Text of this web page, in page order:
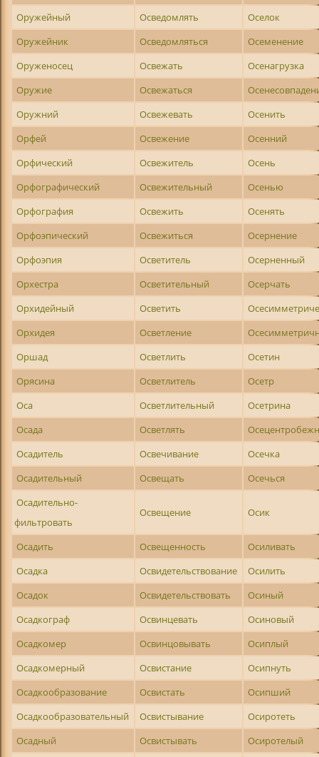
Оружейный
Осведомлять
Оселок
Оружейник
Осведомляться
Осеменение
Оруженосец
Освежать
Осенагрузка
Оружие
Освежаться
Оружний
Освежевать
Осенить
Орфей
Освежение
Осенний
Орфический
Освежитель
Осень
Орфографический
Освежительный
Осенью
Орфография
Освежить
Осенять
Орфоэпический
Освежиться
Осернение
Орфоэпия
Осветитель
Осерненный
Орхестра
Осветительный
Осерчать
Орхидейный
Осветить
Орхидея
Осветление
Оршад
Осветлить
Осетин
Орясина
Осветлитель
Осетр
Оса
Осветлительный
Осетрина
Осада
Осветлять
Осадитель
Освечивание
Осечка
Осадительный
Освещать
Осечься
Осадительно-
фильтровать
Освещение Осик
Осадить Освещенность
Осиливать
Осадка
Освидетельствование
Осилить
Осадок
Освидетельствовать
Осиный
Осадкограф
Освинцевать
Осиновый
Осадкомер
Освинцовывать
Осиплый
Осадкомерный
Освистание
Осипнуть
Осадкообразование
Освистать
Осипший
Осадкообразовательный
Освистывание
Осиротеть
Осадный
Освистывать
Осиротелый